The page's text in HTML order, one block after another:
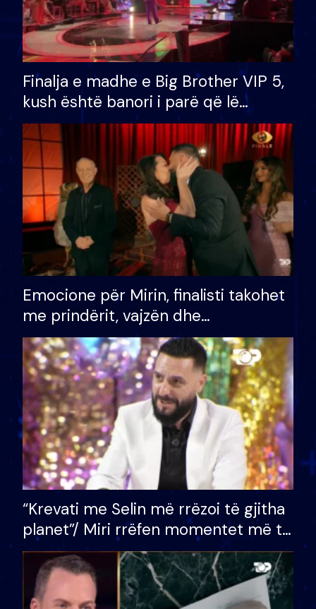
Finalja e madhe e Big Brother VIP 5,
kush është banori i parë që lë
shtëpinë dhe humb mundësinë për
të fituar çmimin e madh
Emocione për Mirin, finalisti takohet
me prindërit, vajzën dhe
bashkëshorten: S’kemi ndonjë letër
divorci apo jo?
“Krevati me Selin më rrëzoi të gjitha
planet”/ Miri rrëfen momentet më të
bukura në shtëpinë e BB VIP: Do më
mungojë zilja e mëngjesit kur…